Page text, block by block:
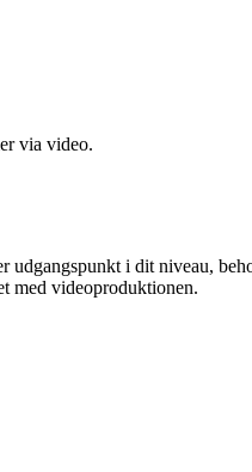
via video.
i dit niveau,
med videoproduktionen.